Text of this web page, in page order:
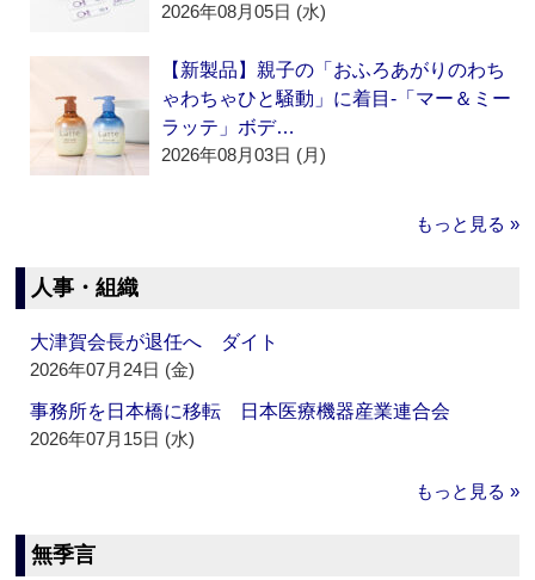
2026年08月05日 (水)
【新製品】親子の「おふろあがりのわち
ゃわちゃひと騒動」に着目‐「マー＆ミー
ラッテ」ボデ…
2026年08月03日 (月)
もっと見る »
人事・組織
大津賀会長が退任へ ダイト
2026年07月24日 (金)
事務所を日本橋に移転 日本医療機器産業連合会
2026年07月15日 (水)
もっと見る »
無季言